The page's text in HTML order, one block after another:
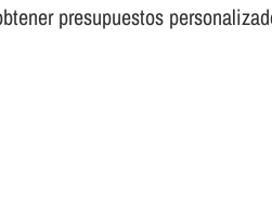
presupuestos